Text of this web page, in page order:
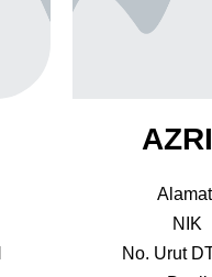
Alamat
NIK
No. Urut